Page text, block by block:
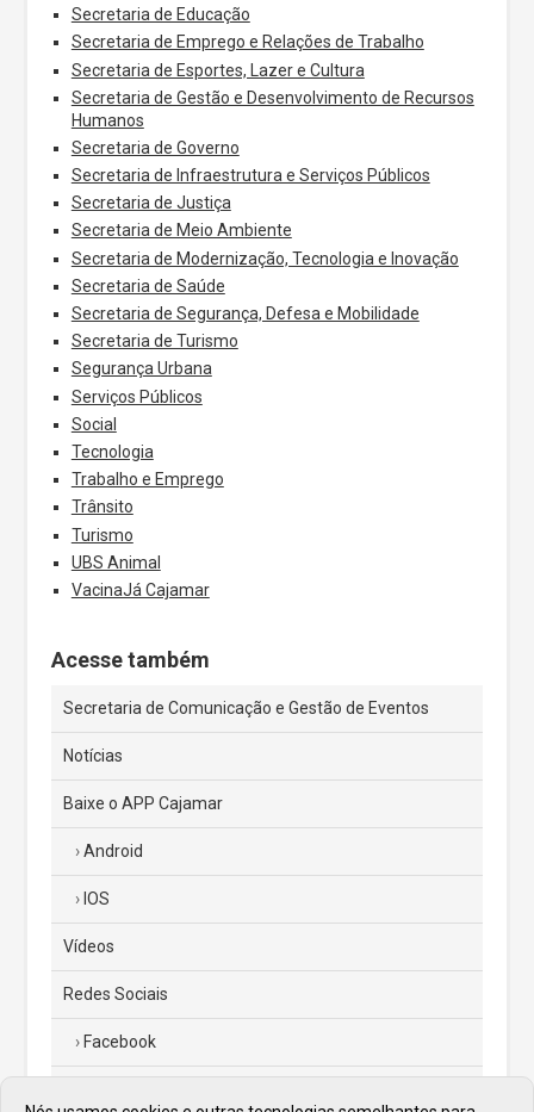
Secretaria de Educação
Secretaria de Emprego e Relações de Trabalho
Secretaria de Esportes, Lazer e Cultura
Secretaria de Gestão e Desenvolvimento de Recursos
Humanos
Secretaria de Governo
Secretaria de Infraestrutura e Serviços Públicos
Secretaria de Justiça
Secretaria de Meio Ambiente
Secretaria de Modernização, Tecnologia e Inovação
Secretaria de Saúde
Secretaria de Segurança, Defesa e Mobilidade
Secretaria de Turismo
Segurança Urbana
Serviços Públicos
Social
Tecnologia
Trabalho e Emprego
Trânsito
Turismo
UBS Animal
VacinaJá Cajamar
Acesse também
Secretaria de Comunicação e Gestão de Eventos
Notícias
Baixe o APP Cajamar
Android
IOS
Vídeos
Redes Sociais
Facebook